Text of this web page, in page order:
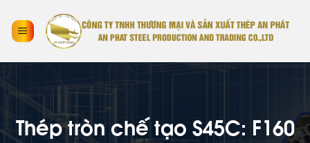
Thép tròn chế tạo S45C: F160